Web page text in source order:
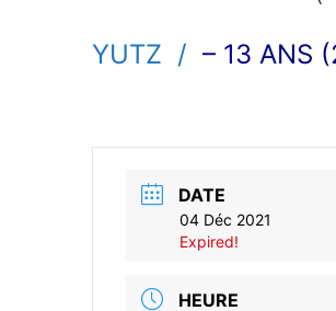
YUTZ / – 13 ANS
DATE
04 Déc 2021
Expired!
HEURE